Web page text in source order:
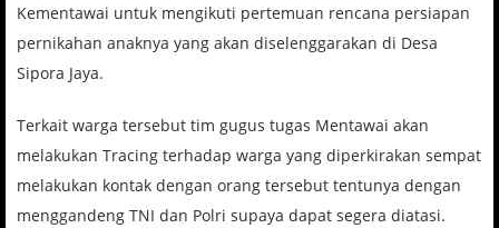
Kementawai untuk mengikuti pertemuan rencana persiapan
pernikahan anaknya yang akan diselenggarakan di Desa
Sipora Jaya.
Terkait warga tersebut tim gugus tugas Mentawai akan
melakukan Tracing terhadap warga yang diperkirakan sempat
melakukan kontak dengan orang tersebut tentunya dengan
menggandeng TNI dan Polri supaya dapat segera diatasi.